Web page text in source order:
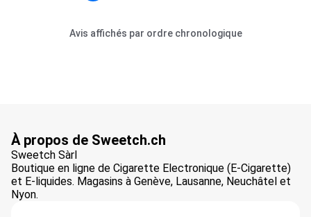
Avis affichés par ordre chronologique
À propos de Sweetch.ch
Sweetch Sàrl
Boutique en ligne de Cigarette Electronique (E-Cigarette)
et E-liquides. Magasins à Genève, Lausanne, Neuchâtel et
Nyon.